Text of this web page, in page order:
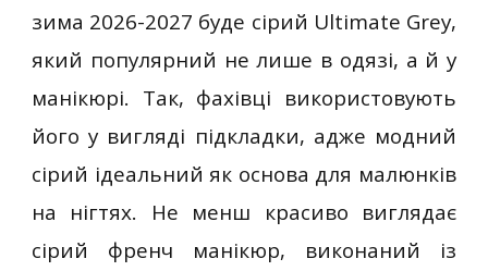
зима 2026-2027 буде сірий Ultimate Grey,
який популярний не лише в одязі, а й у
манікюрі. Так, фахівці використовують
його у вигляді підкладки, адже модний
сірий ідеальний як основа для малюнків
на нігтях. Не менш красиво виглядає
сірий френч манікюр, виконаний із